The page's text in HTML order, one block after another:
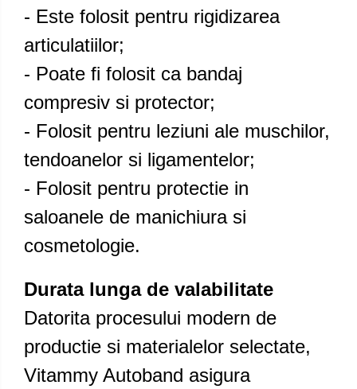
- Este folosit pentru rigidizarea
articulatiilor;
- Poate fi folosit ca bandaj
compresiv si protector;
- Folosit pentru leziuni ale muschilor,
tendoanelor si ligamentelor;
- Folosit pentru protectie in
saloanele de manichiura si
cosmetologie.
Durata lunga de valabilitate
Datorita procesului modern de
productie si materialelor selectate,
Vitammy Autoband asigura